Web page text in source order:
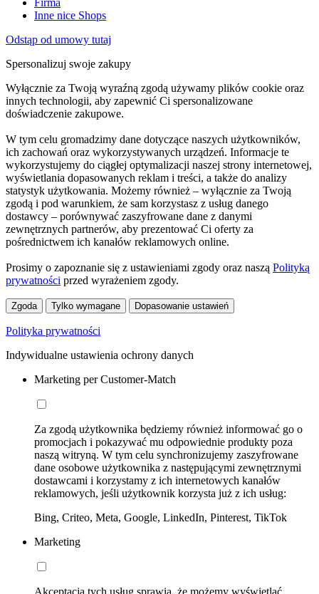
Firma
Inne nice Shops
Odstąp od umowy tutaj
Spersonalizuj swoje zakupy
Wyłącznie za Twoją wyraźną zgodą używamy plików cookie oraz
innych technologii, aby zapewnić Ci spersonalizowane
doświadczenie zakupowe.
W tym celu gromadzimy dane dotyczące naszych użytkowników,
ich zachowań oraz wykorzystywanych urządzeń. Informacje te
wykorzystujemy do ciągłej optymalizacji naszej strony internetowej,
wyświetlania dopasowanych reklam i treści, a także do analizy
statystyk użytkowania. Możemy również – wyłącznie za Twoją
zgodą i pod warunkiem, że sam korzystasz z usług danego
dostawcy – porównywać zaszyfrowane dane z danymi
zewnętrznych partnerów, aby prezentować Ci oferty za
pośrednictwem ich kanałów reklamowych online.
Prosimy o zapoznanie się z ustawieniami zgody oraz naszą Polityką
prywatności przed wyrażeniem zgody.
Zgoda Tylko wymagane Dopasowanie ustawień
Polityka prywatności
Indywidualne ustawienia ochrony danych
Marketing per Customer-Match
Za zgodą użytkownika będziemy również informować go o
promocjach i pokazywać mu odpowiednie produkty poza
naszą witryną. W tym celu synchronizujemy zaszyfrowane
dane osobowe użytkownika z następującymi zewnętrznymi
dostawcami i korzystamy z ich internetowych kanałów
reklamowych, jeśli użytkownik korzysta już z ich usług:
Bing, Criteo, Meta, Google, LinkedIn, Pinterest, TikTok
Marketing
Akceptacja tych usług sprawia, że możemy wyświetlać